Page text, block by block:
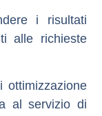
i risultati
alle richieste
al servizio di